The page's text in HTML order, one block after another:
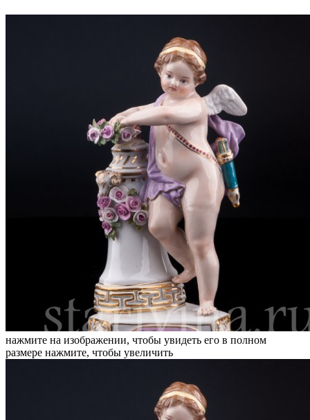
нажмите на изображении, чтобы увидеть его в полном
размере нажмите, чтобы увеличить